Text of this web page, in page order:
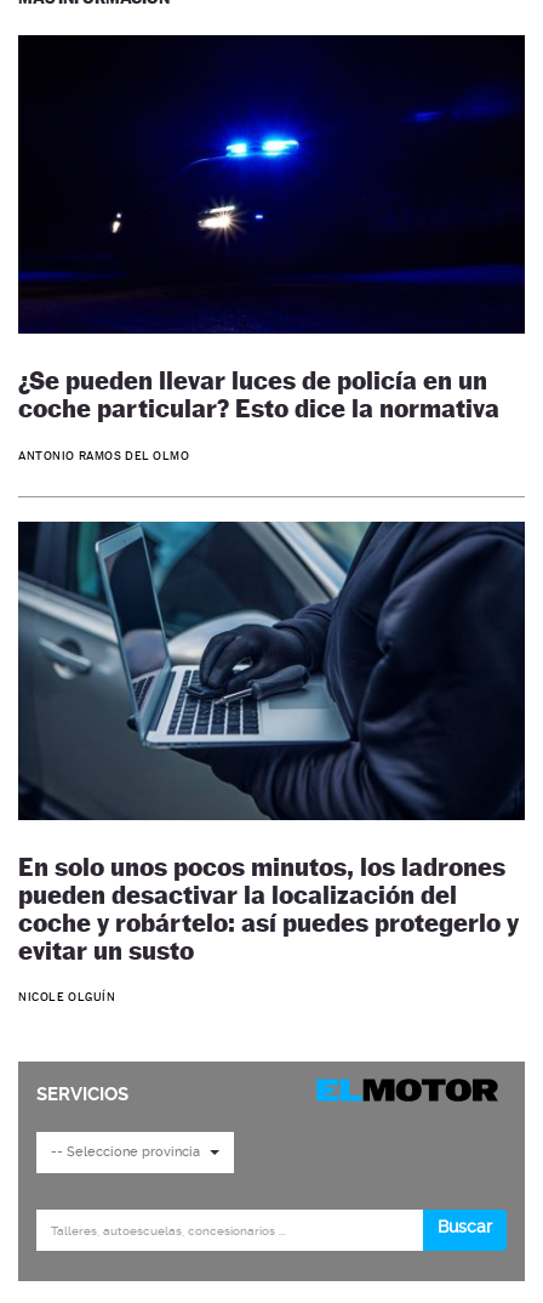
¿Se pueden llevar luces de policía en un
coche particular? Esto dice la normativa
ANTONIO RAMOS DEL OLMO
En solo unos pocos minutos, los ladrones
pueden desactivar la localización del
coche y robártelo: así puedes protegerlo y
evitar un susto
NICOLE OLGUÍN